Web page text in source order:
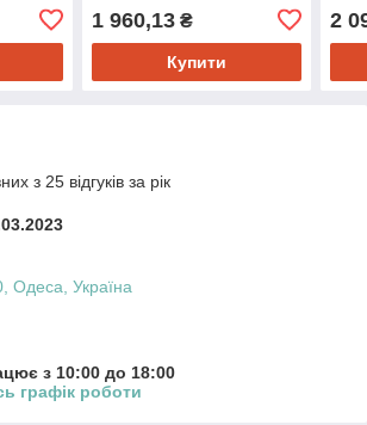
1 960,13₴
Купити
2
з 25 відгуків за рік
Одеса, Україна
з 10:00 до 18:00
графік роботи